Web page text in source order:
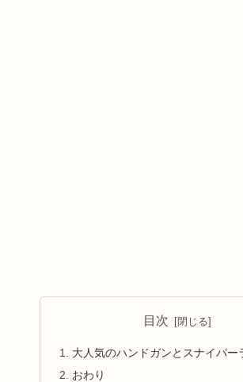
目次
大人気のハンドガンとスナイパ
おわり